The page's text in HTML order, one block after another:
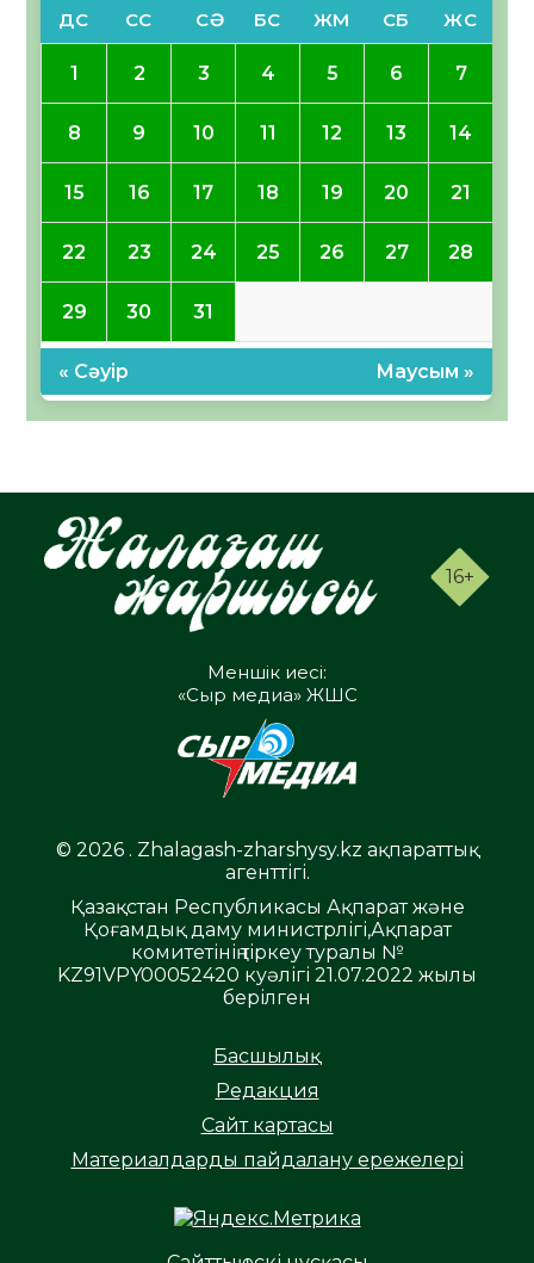
ДС СС СӘ БС ЖМ СБ ЖС
1 2 3 4 5 6 7
8 9 10 11 12 13 14
15 16 17 18 19 20 21
22 23 24 25 26 27 28
29 30 31
« Сәуір Маусым »
16+
Меншік иесі:
«Сыр медиа» ЖШС
© 2026 . Zhalagash-zharshysy.kz ақпараттық
агенттігі.
Қазақстан Республикасы Ақпарат және
Қоғамдық даму министрлігі,Ақпарат
комитетінің тіркеу туралы №
KZ91VPY00052420 куәлігі 21.07.2022 жылы
берілген
Басшылық
Редакция
Сайт картасы
Материалдарды пайдалану ережелері